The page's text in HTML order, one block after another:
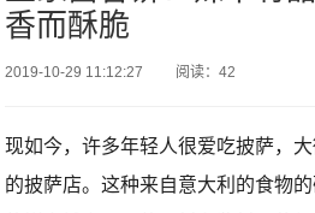
香而酥脆
2019-10-29 11:12:27 阅读：42
现如今，许多年轻人很爱吃披萨，
的披萨店。这种来自意大利的食物